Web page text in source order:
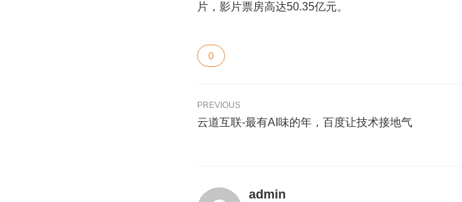
片，影片票房高达50.35亿元。
0
PREVIOUS
云道互联-最有AI味的年，百度让技术接地气
admin